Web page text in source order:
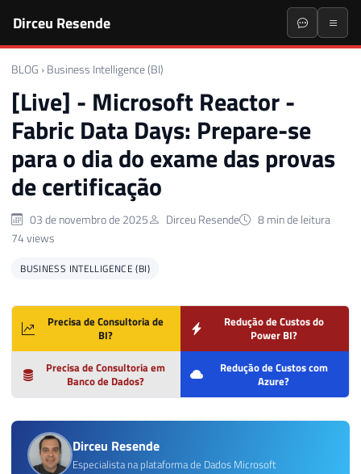
Dirceu Resende
BLOG › Business Intelligence (BI)
[Live] - Microsoft Reactor -
Fabric Data Days: Prepare-se
para o dia do exame das provas
de certificação
03 de novembro de 2025 Dirceu Resende
8 min de leitura
74 views
BUSINESS INTELLIGENCE (BI)
Precisa de Consultoria de
BI?
Redução de Custos do
Power BI?
Precisa de Consultoria em
Banco de Dados?
Redução de Custos com
Azure?
Dirceu Resende
Especialista na plataforma de Dados Microsoft